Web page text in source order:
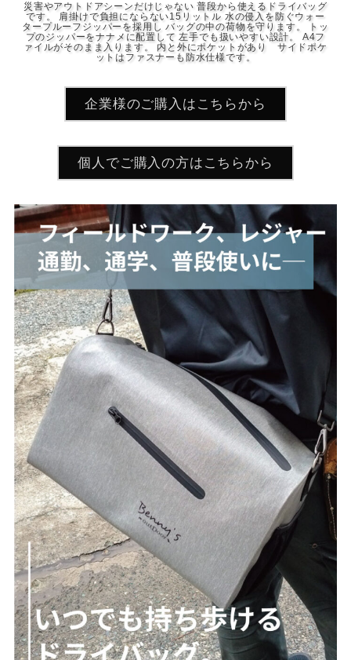
災害やアウトドアシーンだけじゃない 普段から使えるドライバッグ
です。 肩掛けで負担にならない15リットル 水の侵入を防ぐウォー
タープルーフジッパーを採用し バッグの中の荷物を守ります。 トッ
プのジッパーをナナメに配置して 左手でも扱いやすい設計。 A4フ
ァイルがそのまま入ります。 内と外にポケットがあり サイドポケ
ットはファスナーも防水仕様です。
企業様のご購入はこちらから
個人でご購入の方はこちらから